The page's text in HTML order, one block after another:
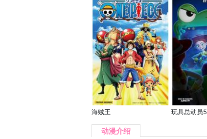
海贼王 玩具总动员5
动漫介绍